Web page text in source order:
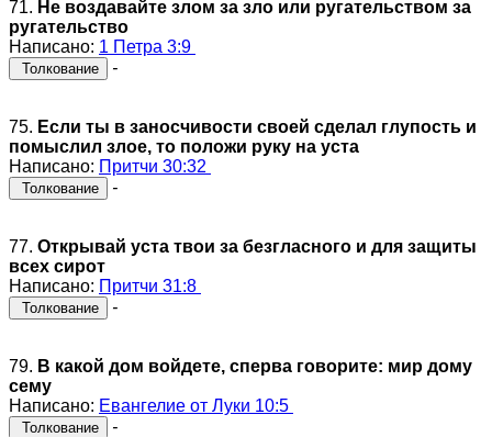
71. Не воздавайте злом за зло или ругательством за
ругательство
Написано: 1 Петра 3:9
Толкование -
75. Если ты в заносчивости своей сделал глупость и
помыслил злое, то положи руку на уста
Написано: Притчи 30:32
Толкование -
77. Открывай уста твои за безгласного и для защиты
всех сирот
Написано: Притчи 31:8
Толкование -
79. В какой дом войдете, сперва говорите: мир дому
сему
Написано: Евангелие от Луки 10:5
Толкование -